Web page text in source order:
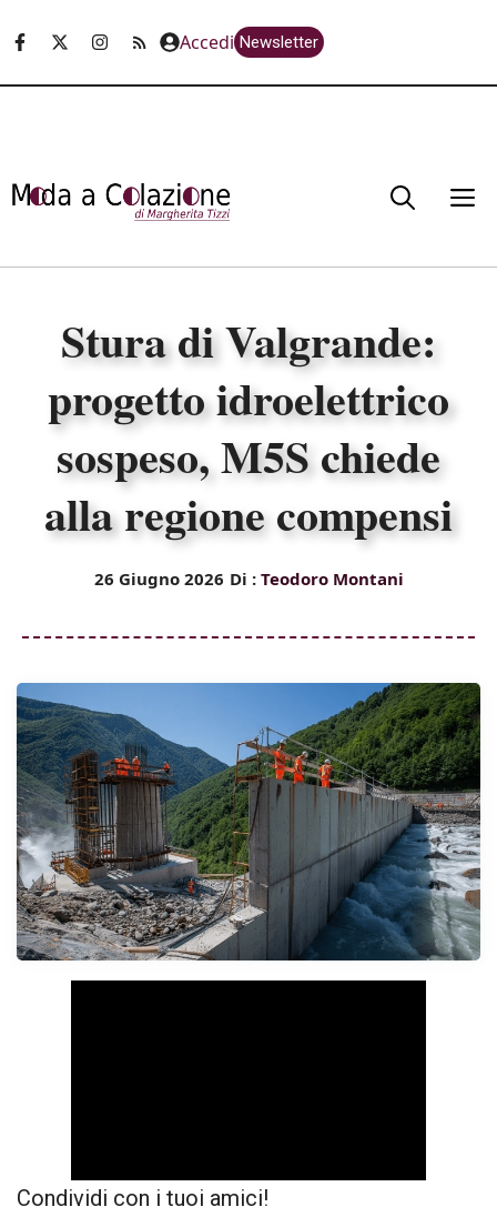
Accedi Newsletter
Stura di Valgrande:
progetto idroelettrico
sospeso, M5S chiede
alla regione compensi
26 Giugno 2026 Di : Teodoro Montani
Condividi con i tuoi amici!